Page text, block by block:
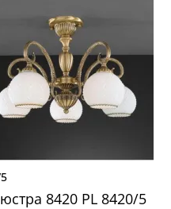
8420 PL 8420/5